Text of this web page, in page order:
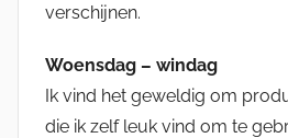
verschijnen.
Woensdag – windag
Ik vind het geweldig om
die ik zelf leuk vind om te